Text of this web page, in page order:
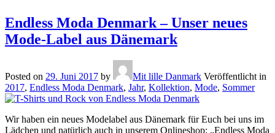
Endless Moda Denmark – Unser neues
Mode-Label aus Dänemark
Posted on 29. Juni 2017 by Mit lille Danmark Veröffentlicht in
2017, Endless Moda Denmark, Jahr, Kollektion, Mode, Sommer
Wir haben ein neues Modelabel aus Dänemark für Euch bei uns im
Lädchen und natürlich auch in unserem Onlineshop: „Endless Moda